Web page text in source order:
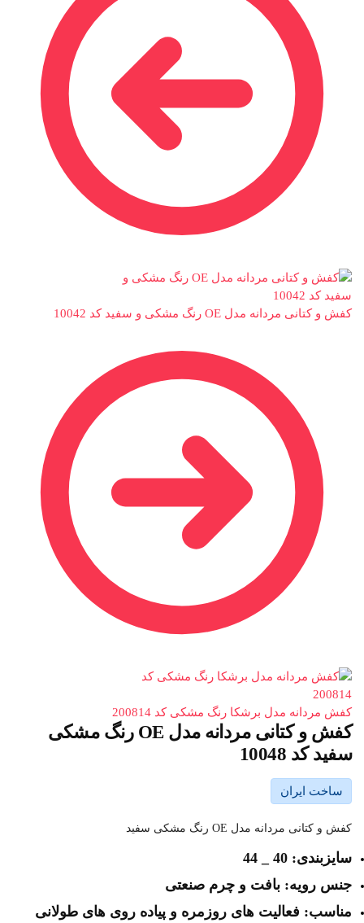
کفش و کتانی مردانه مدل OE رنگ مشکی و سفید کد 10042
کفش مردانه مدل برشکا رنگ مشکی کد 200814
کفش و کتانی مردانه مدل OE رنگ مشکی
سفید کد 10048
ساخت ایران
کفش و کتانی مردانه مدل OE رنگ مشکی سفید
سایزبندی: 40 _ 44
جنس رویه: بافت و چرم صنعتی
مناسب: فعالیت های روزمره و پیاده روی های طولانی